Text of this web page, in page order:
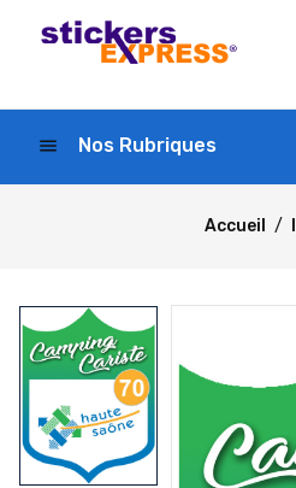
Nos Rubriques
menu
Accueil